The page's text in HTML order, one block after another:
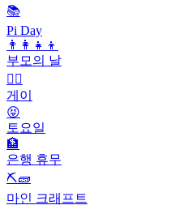
📚
Pi Day
👨‍👩‍👧‍👦
부모의 날
🏳️‍🌈
게이
😝
토요일
🏦
은행 휴무
⛏🧱
마인 크래프트